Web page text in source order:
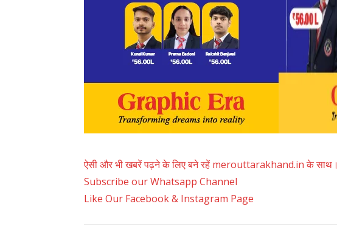
ऐसी और भी खबरें पढ़ने के लिए बने रहें merouttarakhand.in के साथ।
Subscribe our Whatsapp Channel
Like Our Facebook & Instagram Page